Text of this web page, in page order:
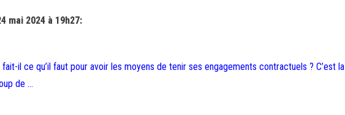
mai 2024 à 19h27:
il ce qu’il faut pour avoir les moyens de tenir ses engagements contractuels ? C’est la
de …